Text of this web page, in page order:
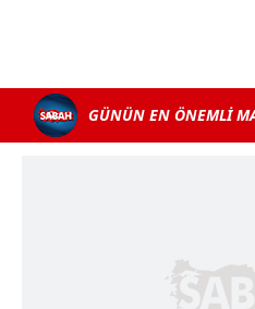
GÜNÜN EN ÖNEMLİ